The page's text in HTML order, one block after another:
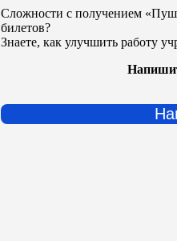
Сложности с получением
билетов?
Знаете, как улучшить работу